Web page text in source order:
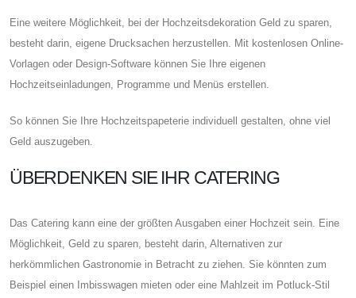
Eine weitere Möglichkeit, bei der Hochzeitsdekoration Geld zu sparen,
besteht darin, eigene Drucksachen herzustellen. Mit kostenlosen Online-
Vorlagen oder Design-Software können Sie Ihre eigenen
Hochzeitseinladungen, Programme und Menüs erstellen.
So können Sie Ihre Hochzeitspapeterie individuell gestalten, ohne viel
Geld auszugeben.
ÜBERDENKEN SIE IHR CATERING
Das Catering kann eine der größten Ausgaben einer Hochzeit sein. Eine
Möglichkeit, Geld zu sparen, besteht darin, Alternativen zur
herkömmlichen Gastronomie in Betracht zu ziehen. Sie könnten zum
Beispiel einen Imbisswagen mieten oder eine Mahlzeit im Potluck-Stil